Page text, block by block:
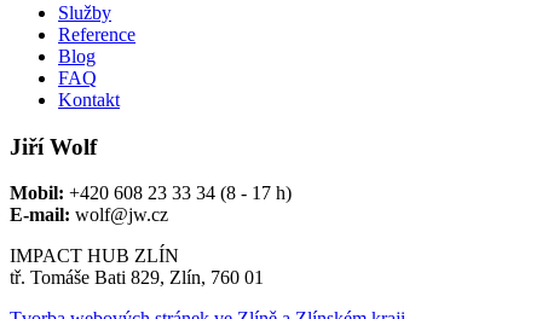
Služby
Reference
Blog
FAQ
Kontakt
Jiří Wolf
Mobil: +420 608 23 33 34 (8 - 17 h)
E-mail: wolf@jw.cz
IMPACT HUB ZLÍN
tř. Tomáše Bati 829, Zlín, 760 01